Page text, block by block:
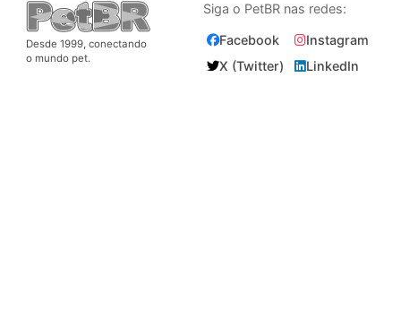
Desde 1999, conectando
o mundo pet.
Siga o PetBR nas redes:
Facebook
Instagram
X (Twitter)
LinkedIn